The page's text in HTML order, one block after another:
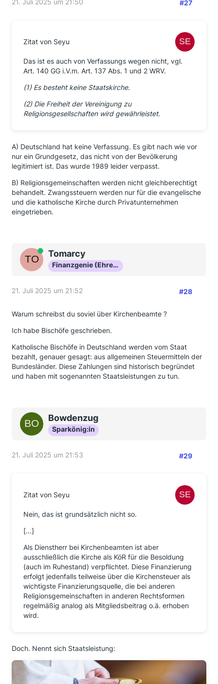
21. Juli 2025 um 21:50 #27
Zitat von Seyu
Das ist es auch von Verfassungs wegen nicht, vgl.
Art. 140 GG i.V.m. Art. 137 Abs. 1 und 2 WRV.
(1) Es besteht keine Staatskirche.
(2) Die Freiheit der Vereinigung zu
Religionsgesellschaften wird gewährleistet.
A) Deutschland hat keine Verfassung. Es gibt nach wie vor
nur ein Grundgesetz, das nicht von der Bevölkerung
legitimiert ist. Das wurde 1989 leider verpasst.
B) Religionsgemeinschaften werden nicht gleichberechtigt
behandelt. Zwangssteuern werden nur für die evangelische
und die katholische Kirche durch Privatunternehmen
eingetrieben.
OnlineTomarcy
Finanzgenie (Ehrenmitglied)
21. Juli 2025 um 21:52 #28
Warum schreibst du soviel über Kirchenbeamte ?
Ich habe Bischöfe geschrieben.
Katholische Bischöfe in Deutschland werden vom Staat
bezahlt, genauer gesagt: aus allgemeinen Steuermitteln der
Bundesländer. Diese Zahlungen sind historisch begründet
und haben mit sogenannten Staatsleistungen zu tun.
Bowdenzug
Sparkönig:in
21. Juli 2025 um 21:53 #29
Zitat von Seyu
Nein, das ist grundsätzlich nicht so.
[...]
Als Dienstherr bei Kirchenbeamten ist aber
ausschließlich die Kirche als KöR für die Besoldung
(auch im Ruhestand) verpflichtet. Diese Finanzierung
erfolgt jedenfalls teilweise über die Kirchensteuer als
wichtigste Finanzierungsquelle, die bei anderen
Religionsgemeinschaften in anderen Rechtsformen
regelmäßig analog als Mitgliedsbeitrag o.ä. erhoben
wird.
Doch. Nennt sich Staatsleistung: